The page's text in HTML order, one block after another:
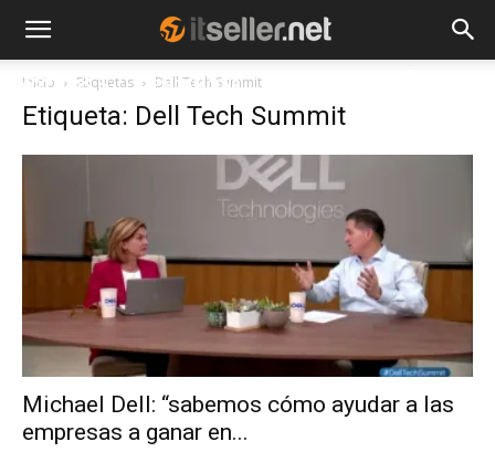
NOTICIAS TENDENCIAS
Inicio Etiquetas Dell Tech Summit
Etiqueta: Dell Tech Summit
Michael Dell: “sabemos cómo ayudar a las
empresas a ganar en...